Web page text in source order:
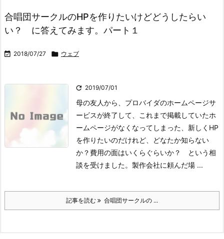
合唱団サークルのHPを作りたいけどどうしたらい
い？ に答えてみます。パート１
 2018/07/27  ウェブ
 2019/07/01
母の友人から、プロバイダのホームページサ
ービスが終了して、これまで掲載していたホ
ームページがなくなってしまった、新しくHP
を作りたいのだけれど、どなたか知らない
か？費用の面はいくらぐらいか？ という相
談を受けました。製作会社に頼んだ場 ...
記事を読む 合唱団サークルの ...